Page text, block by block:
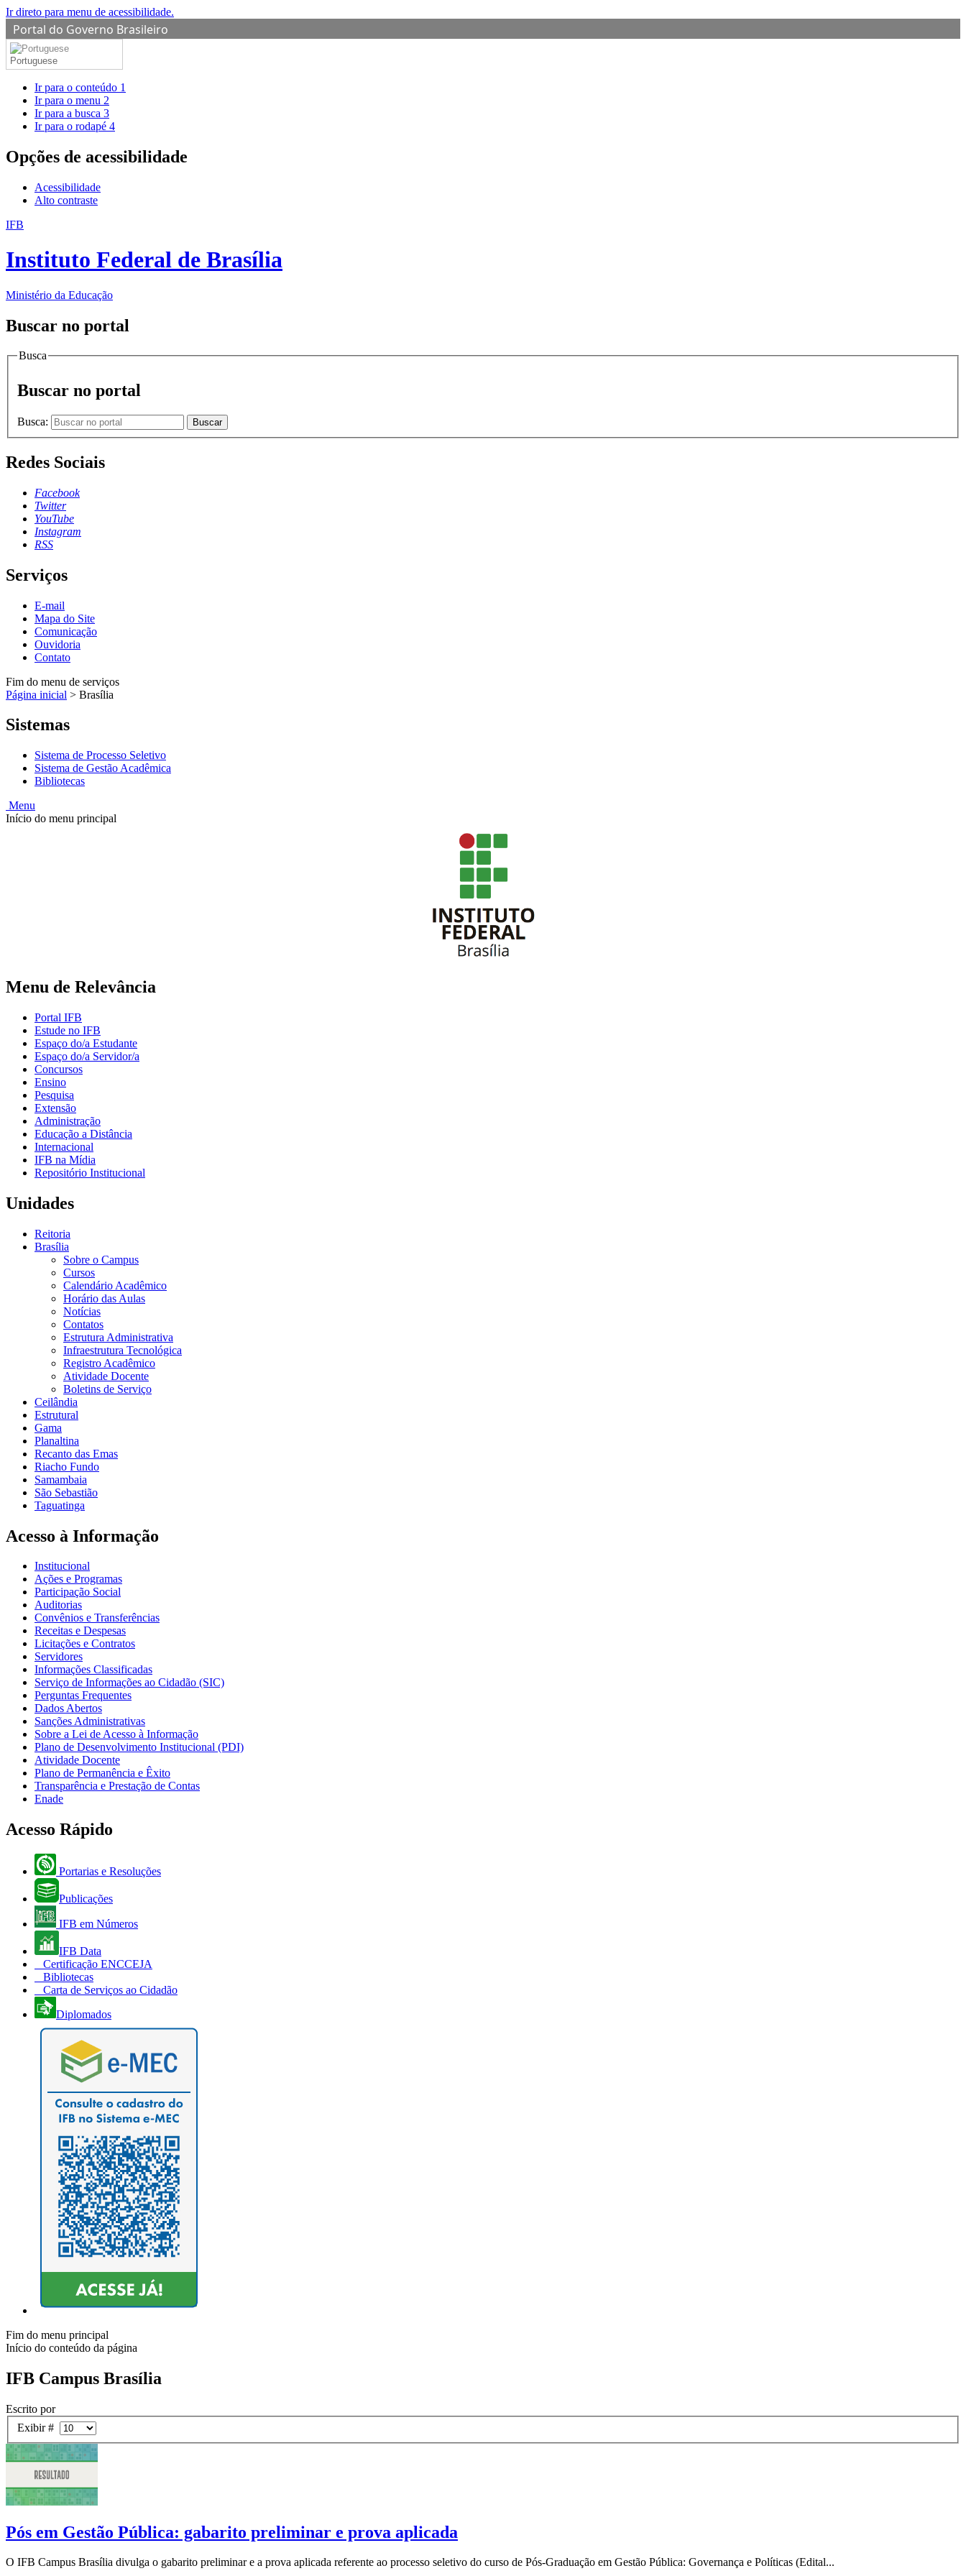
Ir direto para menu de acessibilidade.
Portal do Governo Brasileiro
Portuguese
Ir para o conteúdo 1
Ir para o menu 2
Ir para a busca 3
Ir para o rodapé 4
Opções de acessibilidade
Acessibilidade
Alto contraste
IFB
Instituto Federal de Brasília
Ministério da Educação
Buscar no portal
Busca
Buscar no portal
Busca: Buscar
Redes Sociais
Facebook
Twitter
YouTube
Instagram
RSS
Serviços
E-mail
Mapa do Site
Comunicação
Ouvidoria
Contato
Fim do menu de serviços
Página inicial > Brasília
Sistemas
Sistema de Processo Seletivo
Sistema de Gestão Acadêmica
Bibliotecas
Menu
Início do menu principal
Menu de Relevância
Portal IFB
Estude no IFB
Espaço do/a Estudante
Espaço do/a Servidor/a
Concursos
Ensino
Pesquisa
Extensão
Administração
Educação a Distância
Internacional
IFB na Mídia
Repositório Institucional
Unidades
Reitoria
Brasília
Sobre o Campus
Cursos
Calendário Acadêmico
Horário das Aulas
Notícias
Contatos
Estrutura Administrativa
Infraestrutura Tecnológica
Registro Acadêmico
Atividade Docente
Boletins de Serviço
Ceilândia
Estrutural
Gama
Planaltina
Recanto das Emas
Riacho Fundo
Samambaia
São Sebastião
Taguatinga
Acesso à Informação
Institucional
Ações e Programas
Participação Social
Auditorias
Convênios e Transferências
Receitas e Despesas
Licitações e Contratos
Servidores
Informações Classificadas
Serviço de Informações ao Cidadão (SIC)
Perguntas Frequentes
Dados Abertos
Sanções Administrativas
Sobre a Lei de Acesso à Informação
Plano de Desenvolvimento Institucional (PDI)
Atividade Docente
Plano de Permanência e Êxito
Transparência e Prestação de Contas
Enade
Acesso Rápido
Portarias e Resoluções
Publicações
IFB em Números
IFB Data
Certificação ENCCEJA
Bibliotecas
Carta de Serviços ao Cidadão
Diplomados
Fim do menu principal
Início do conteúdo da página
IFB Campus Brasília
Escrito por
Exibir #
Pós em Gestão Pública: gabarito preliminar e prova aplicada
O IFB Campus Brasília divulga o gabarito preliminar e a prova aplicada referente ao processo seletivo do curso de Pós-Graduação em Gestão Pública: Governança e Políticas (Edital...